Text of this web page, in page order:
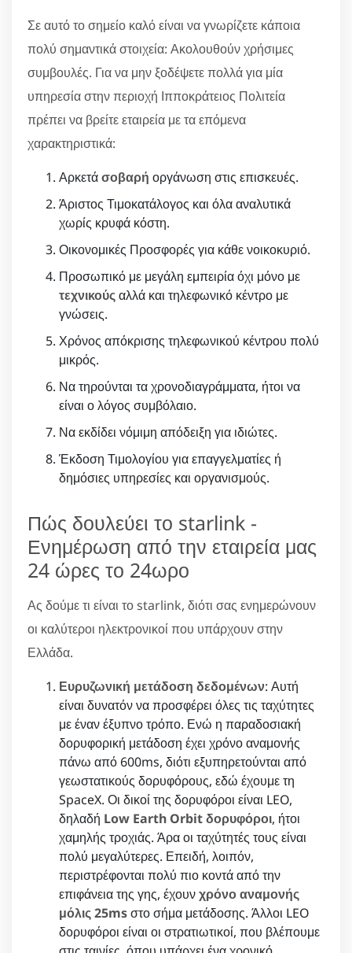
Σε αυτό το σημείο καλό είναι να γνωρίζετε κάποια
πολύ σημαντικά στοιχεία: Ακολουθούν χρήσιμες
συμβουλές. Για να μην ξοδέψετε πολλά για μία
υπηρεσία στην περιοχή Ιπποκράτειος Πολιτεία
πρέπει να βρείτε εταιρεία με τα επόμενα
χαρακτηριστικά:
Αρκετάσοβαρή οργάνωση στις επισκευές.
Άριστος Τιμοκατάλογος και όλα αναλυτικά
χωρίς κρυφά κόστη.
Οικονομικές Προσφορές για κάθε νοικοκυριό.
Προσωπικό με μεγάλη εμπειρία όχι μόνο με
τεχνικούςαλλά και τηλεφωνικό κέντρο με
γνώσεις.
Χρόνος απόκρισης τηλεφωνικού κέντρου πολύ
μικρός.
Να τηρούνται τα χρονοδιαγράμματα, ήτοι να
είναι ο λόγος συμβόλαιο.
Να εκδίδει νόμιμη απόδειξη για ιδιώτες.
Έκδοση Τιμολογίου για επαγγελματίες ή
δημόσιες υπηρεσίες και οργανισμούς.
Πώς δουλεύει το starlink -
Ενημέρωση από την εταιρεία μας
24 ώρες το 24ωρο
Ας δούμε τι είναι το starlink, διότι σας ενημερώνουν
οι καλύτεροι ηλεκτρονικοί που υπάρχουν στην
Ελλάδα.
Ευρυζωνική μετάδοση δεδομένων: Αυτή
είναι δυνατόν να προσφέρει όλες τις ταχύτητες
με έναν έξυπνο τρόπο. Ενώ η παραδοσιακή
δορυφορική μετάδοση έχει χρόνο αναμονής
πάνω από 600ms, διότι εξυπηρετούνται από
γεωστατικούς δορυφόρους, εδώ έχουμε τη
SpaceX. Οι δικοί της δορυφόροι είναι LEO,
δηλαδή Low Earth Orbit δορυφόροι, ήτοι
χαμηλής τροχιάς. Άρα οι ταχύτητές τους είναι
πολύ μεγαλύτερες. Επειδή, λοιπόν,
περιστρέφονται πολύ πιο κοντά από την
επιφάνεια της γης, έχουνχρόνο αναμονής
μόλις 25msστο σήμα μετάδοσης. Άλλοι LEO
δορυφόροι είναι οι στρατιωτικοί, που βλέπουμε